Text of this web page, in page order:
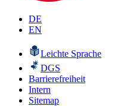
DE
EN
Leichte Sprache
DGS
Barrierefreiheit
Intern
Sitemap